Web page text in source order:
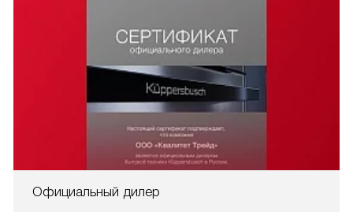
Официальный дилер